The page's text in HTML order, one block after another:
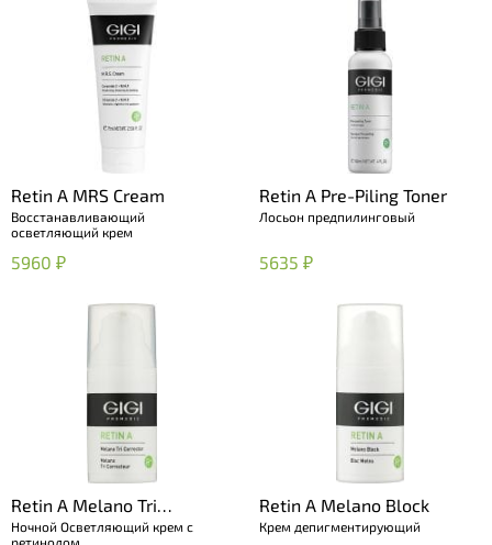
Retin A MRS Cream
Восстанавливающий
осветляющий крем
5960 ₽
Retin A Pre-Piling Toner
Лосьон предпилинговый
5635 ₽
Retin A Melano Tri
Corrector
Ночной Осветляющий крем с
ретинолом
Retin A Melano Block
Крем депигментирующий